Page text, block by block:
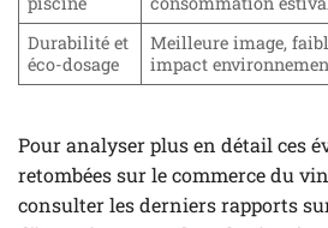
Durabilité et
éco-dosage
Meilleure image,
impact
Pour analyser plus en détail ces
retombées sur le commerce du
consulter les derniers rapports